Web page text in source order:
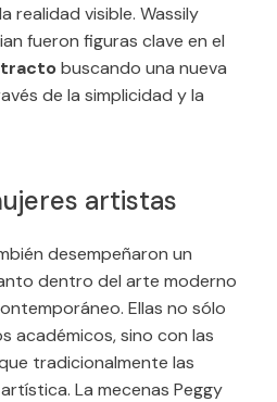
realidad visible. Wassily
fueron figuras clave en el
buscando una nueva
de la simplicidad y la
artistas
desempeñaron un
dentro del arte moderno
Ellas no sólo
académicos, sino con las
tradicionalmente las
La mecenas Peggy